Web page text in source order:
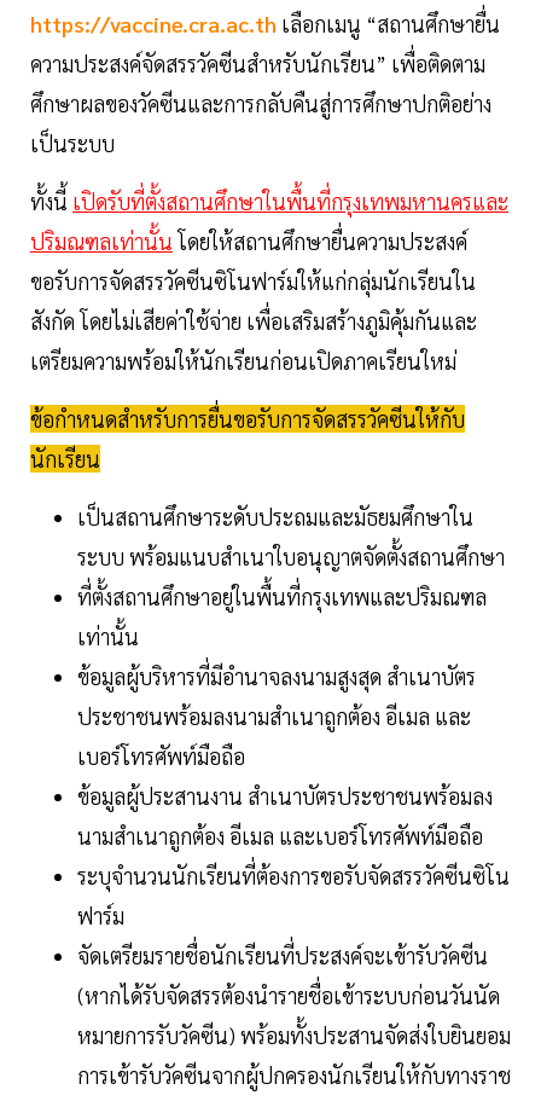
https://vaccine.cra.ac.th เลือกเมนู “สถานศึกษายื่น
ความประสงค์จัดสรรวัคซีนสำหรับนักเรียน” เพื่อติดตาม
ศึกษาผลของวัคซีนและการกลับคืนสู่การศึกษาปกติอย่าง
เป็นระบบ
ทั้งนี้ เปิดรับที่ตั้งสถานศึกษาในพื้นที่กรุงเทพมหานครและ
ปริมณฑลเท่านั้นโดยให้สถานศึกษายื่นความประสงค์
ขอรับการจัดสรรวัคซีนซิโนฟาร์มให้แก่กลุ่มนักเรียนใน
สังกัด โดยไม่เสียค่าใช้จ่าย เพื่อเสริมสร้างภูมิคุ้มกันและ
เตรียมความพร้อมให้นักเรียนก่อนเปิดภาคเรียนใหม่
ข้อกำหนดสำหรับการยื่นขอรับการจัดสรรวัคซีนให้กับ
นักเรียน
เป็นสถานศึกษาระดับประถมและมัธยมศึกษาใน
ระบบ พร้อมแนบสำเนาใบอนุญาตจัดตั้งสถานศึกษา
ที่ตั้งสถานศึกษาอยู่ในพื้นที่กรุงเทพและปริมณฑล
เท่านั้น
ข้อมูลผู้บริหารที่มีอำนาจลงนามสูงสุด สำเนาบัตร
ประชาชนพร้อมลงนามสำเนาถูกต้อง อีเมล และ
เบอร์โทรศัพท์มือถือ
ข้อมูลผู้ประสานงาน สำเนาบัตรประชาชนพร้อมลง
นามสำเนาถูกต้อง อีเมล และเบอร์โทรศัพท์มือถือ
ระบุจำนวนนักเรียนที่ต้องการขอรับจัดสรรวัคซีนซิโน
ฟาร์ม
จัดเตรียมรายชื่อนักเรียนที่ประสงค์จะเข้ารับวัคซีน
(หากได้รับจัดสรรต้องนำรายชื่อเข้าระบบก่อนวันนัด
หมายการรับวัคซีน) พร้อมทั้งประสานจัดส่งใบยินยอม
การเข้ารับวัคซีนจากผู้ปกครองนักเรียนให้กับทางราช